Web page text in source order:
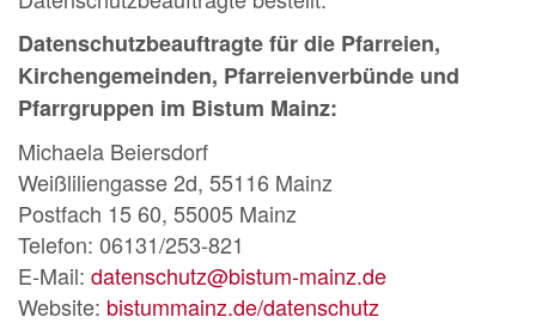
Datenschutzbeauftragte für die Pfarreien,
Kirchengemeinden, Pfarreienverbünde und
Pfarrgruppen im Bistum Mainz:
Michaela Beiersdorf
Weißliliengasse 2d, 55116 Mainz
Postfach 15 60, 55005 Mainz
Telefon: 06131/253-821
E-Mail: datenschutz@bistum-mainz.de
Website: bistummainz.de/datenschutz